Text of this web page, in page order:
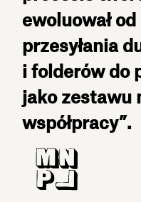
ewoluował
przesyłania
i folderów do
jako zestawu
współpracy”.